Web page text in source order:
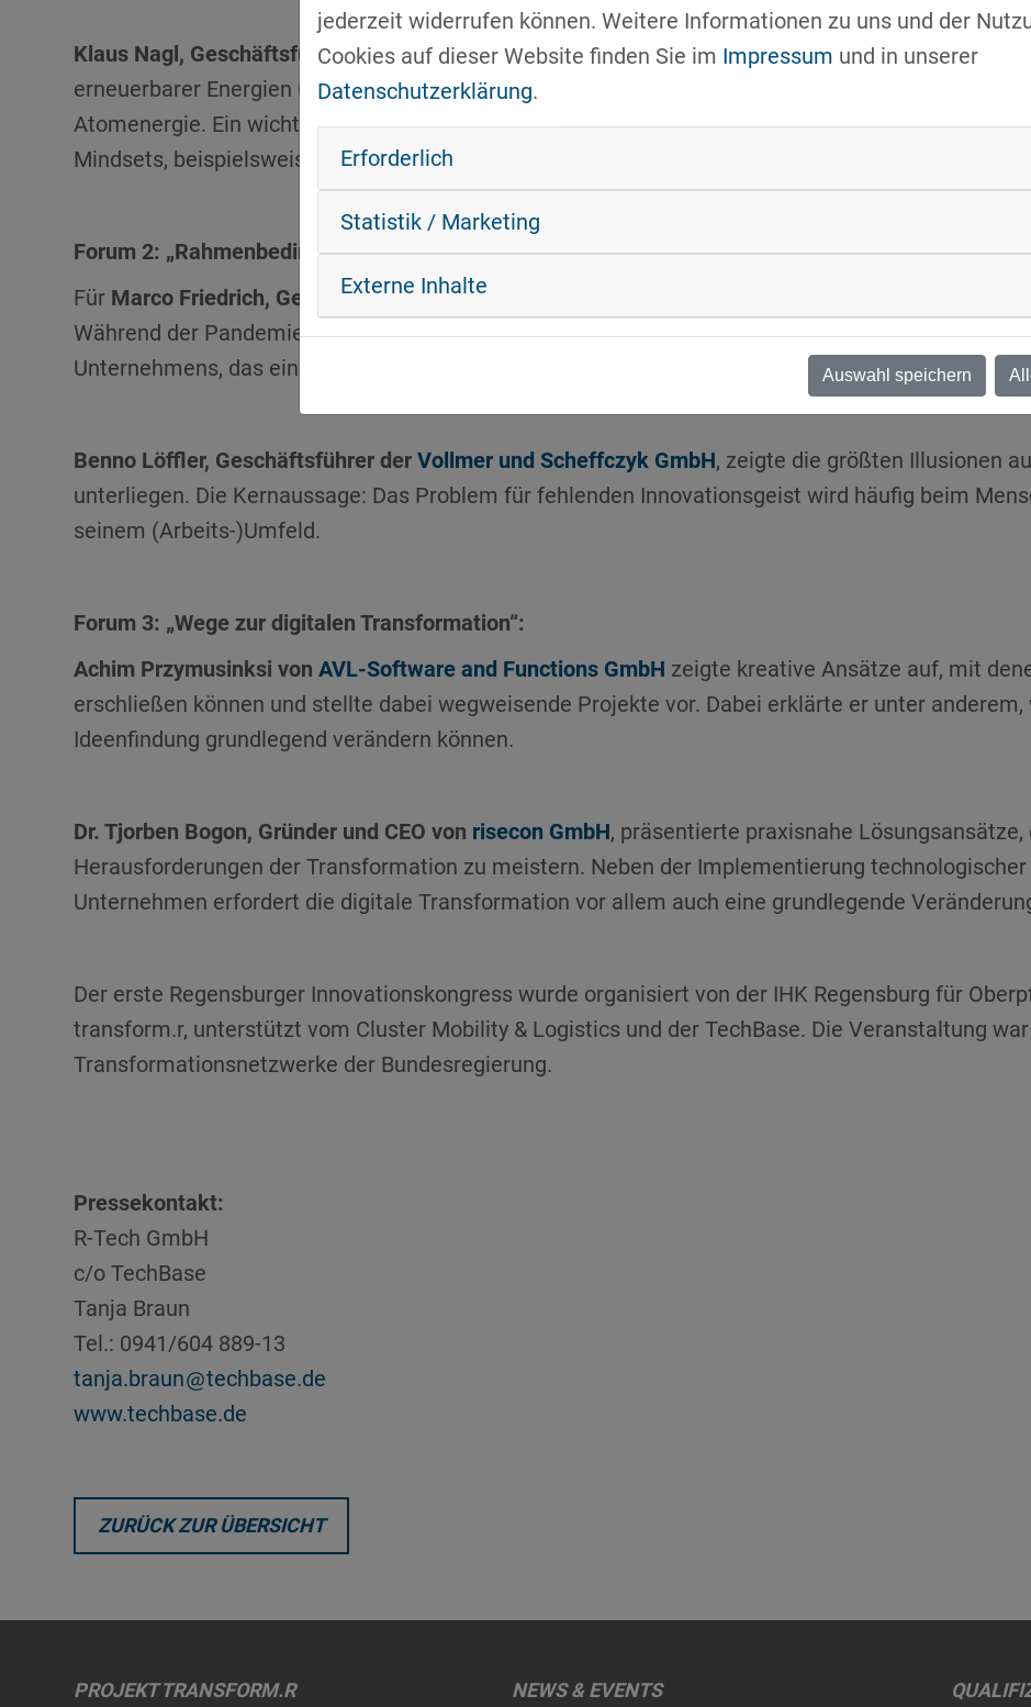
Klaus Nagl, GeschäftsführerConsolinno Energy GmbHmit Sitz in der TechBase Regensburg,
erneuerbarer Energien und energieeffizienter Lösungen und veranschaulichte die
Atomenergie. Ein wichtiger Punkt hin zur Nachhaltigkeit in Unternehmen ist seiner Ansicht nach
Mindsets, beispielsweise durch flache Hierarchien.
Forum 2: „Rahmenbedingungen und Strategien für Unternehmen“:
Für Marco Friedrich, Geschäftsführer derLI-EX GmbH
aus Pentling ist das Thema Innovation
Während der Pandemie konnte er mit der kurzfristigen Entwicklung eines neuen
Unternehmens, das einzubrechen drohte, wieder stabilisieren.
Benno Löffler, Geschäftsführer derVollmer und Scheffczyk GmbH, zeigte die größten Illusionen
unterliegen. Die Kernaussage: Das Problem für fehlenden Innovationsgeist wird häufig beim
seinem (Arbeits-)Umfeld.
Forum 3: „Wege zur digitalen Transformation“:
Achim Przymusinksi vonAVL-Software and Functions GmbH zeigte kreative Ansätze auf, mit
erschließen können und stellte dabei wegweisende Projekte vor. Dabei erklärte er unter
Ideenfindung grundlegend verändern können.
Dr. Tjorben Bogon, Gründer und CEO von risecon GmbH, präsentierte praxisnahe
Herausforderungen der Transformation zu meistern. Neben der Implementierung
Unternehmen erfordert die digitale Transformation vor allem auch eine grundlegende
Der erste Regensburger Innovationskongress wurde organisiert von der IHK Regensburg für
transform.r, unterstützt vom Cluster Mobility & Logistics und der TechBase. Die Veranstaltung
Transformationsnetzwerke der Bundesregierung.
Pressekontakt:
R-Tech GmbH
c/o TechBase
Tanja Braun
Tel.: 0941/604 889-13
tanja.braun
techbase.de
www.techbase.de
ZURÜCK ZUR ÜBERSICHT
PROJEKT TRANSFORM.R NEWS & EVENTS
jederzeit widerrufen können. Weitere Informationen zu uns und der
Cookies auf dieser Website finden Sie im Impressum und in unserer
Datenschutzerklärung.
Erforderlich
Statistik / Marketing
Externe Inhalte
Auswahl speichern